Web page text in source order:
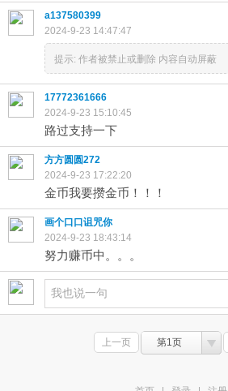
a137580399
2024-9-23 14:47:47
提示: 作者被禁止或删除 内容自动屏蔽
17772361666
2024-9-23 15:10:45
路过支持一下
方方圆圆272
2024-9-23 17:22:20
金币我要攒金币！！！
画个口口诅咒你
2024-9-23 18:43:14
努力赚币中。。。
上一页 第1页